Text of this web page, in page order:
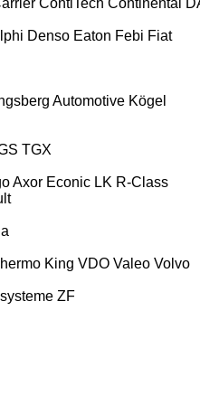
Denso Eaton Febi Fiat
Automotive Kögel
TGX
Axor Econic LK R-Class
King VDO Valeo Volvo
ZF